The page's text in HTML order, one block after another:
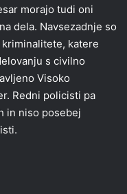
morajo tudi oni
dela. Navsezadnje so
katere
s civilno
Visoko
Redni policisti pa
in niso posebej